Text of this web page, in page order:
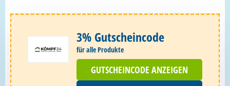
3% Gutscheincode
für alle Produkte
GUTSCHEINCODE ANZEIGEN